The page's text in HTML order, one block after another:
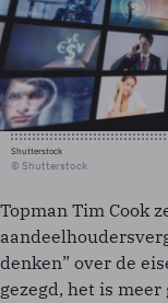
Shutterstock
© Shutterstock
Topman Tim Cook
denken” over de
gezegd, het is